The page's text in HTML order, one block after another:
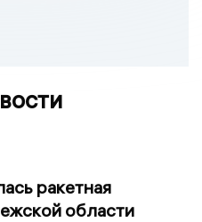
ракетная
области